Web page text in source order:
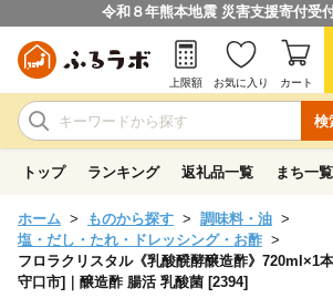
令和８年熊本地震 災害支援寄付受
検
上限額 お気に入り カート
トップ ランキング 返礼品一覧 まち一覧
ホーム ものから探す
調味料・油
塩・だし・たれ・ドレッシング・お酢
フロラクリスタル《乳酸醗酵醸造酢》720ml×1
守口市]｜醸造酢 腸活 乳酸菌 [2394]